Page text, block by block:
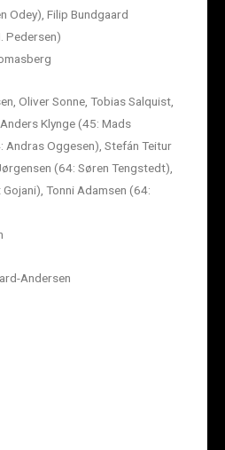
Odey), Filip Bundgaard
Pedersen)
Oliver Sonne, Tobias Salquist,
Klynge (45: Mads
Andras Oggesen), Stefán Teitur
(64: Søren Tengstedt),
Tonni Adamsen (64:
Andersen